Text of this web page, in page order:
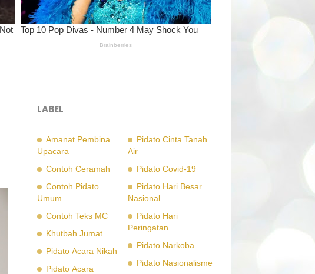
LABEL
Amanat Pembina
Upacara
Contoh Ceramah
Contoh Pidato
Umum
Contoh Teks MC
Khutbah Jumat
Pidato Acara Nikah
Pidato Acara
Pidato Cinta Tanah
Air
Pidato Covid-19
Pidato Hari Besar
Nasional
Pidato Hari
Peringatan
Pidato Narkoba
Pidato Nasionalisme